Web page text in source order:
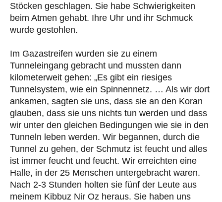
Stöcken geschlagen. Sie habe Schwierigkeiten
beim Atmen gehabt. Ihre Uhr und ihr Schmuck
wurde gestohlen.
Im Gazastreifen wurden sie zu einem
Tunneleingang gebracht und mussten dann
kilometerweit gehen: „Es gibt ein riesiges
Tunnelsystem, wie ein Spinnennetz. … Als wir dort
ankamen, sagten sie uns, dass sie an den Koran
glauben, dass sie uns nichts tun werden und dass
wir unter den gleichen Bedingungen wie sie in den
Tunneln leben werden. Wir begannen, durch die
Tunnel zu gehen, der Schmutz ist feucht und alles
ist immer feucht und feucht. Wir erreichten eine
Halle, in der 25 Menschen untergebracht waren.
Nach 2-3 Stunden holten sie fünf der Leute aus
meinem Kibbuz Nir Oz heraus. Sie haben uns